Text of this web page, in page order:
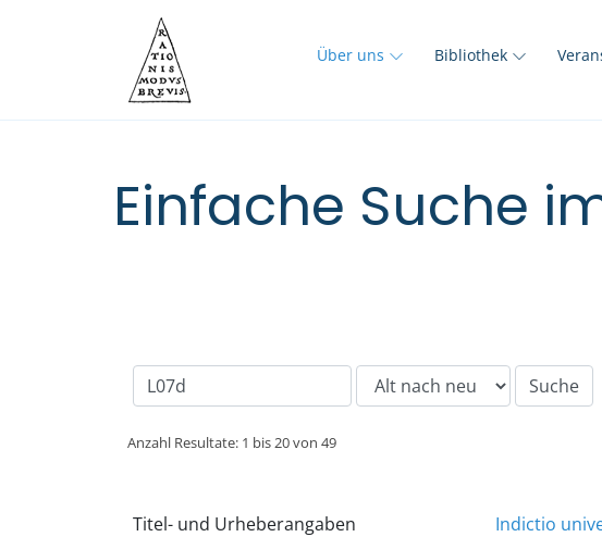
Über uns Bibliothek
Einfache Suche
Anzahl Resultate: 1 bis 20 von 49
Titel- und Urheberangaben
Indictio